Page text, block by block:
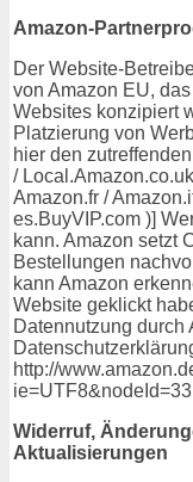
Amazon-
Der Website-
von Amazon EU,
Websites konzipiert
Platzierung von
hier den
/
Amazon.fr /
es.BuyVIP.com )]
kann. Amazon setzt
Bestellungen
kann Amazon
Website geklickt
Datennutzung durch
http://
Widerruf,
Aktualisierungen